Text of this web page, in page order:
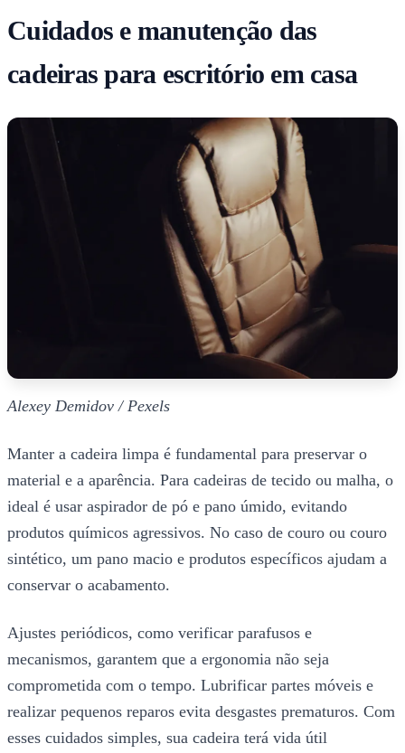
Cuidados e manutenção das
cadeiras para escritório em casa
Alexey Demidov / Pexels
Manter a cadeira limpa é fundamental para preservar o
material e a aparência. Para cadeiras de tecido ou malha, o
ideal é usar aspirador de pó e pano úmido, evitando
produtos químicos agressivos. No caso de couro ou couro
sintético, um pano macio e produtos específicos ajudam a
conservar o acabamento.
Ajustes periódicos, como verificar parafusos e
mecanismos, garantem que a ergonomia não seja
comprometida com o tempo. Lubrificar partes móveis e
realizar pequenos reparos evita desgastes prematuros. Com
esses cuidados simples, sua cadeira terá vida útil